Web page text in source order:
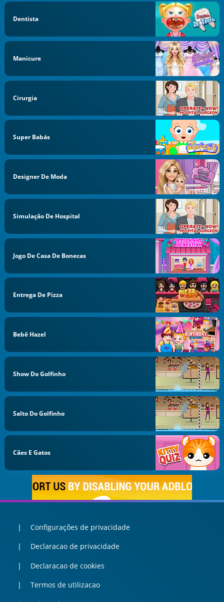
Dentista
Manicure
Cirurgia
Super Babás
Designer De Moda
Simulação De Hospital
Jogo De Casa De Bonecas
Entrega De Pizza
Bebê Hazel
Show Do Golfinho
Salto Do Golfinho
Cães E Gatos
Configurações de privacidade
Declaracao de privacidade
Declaracao de cookies
Termos de utilizacao